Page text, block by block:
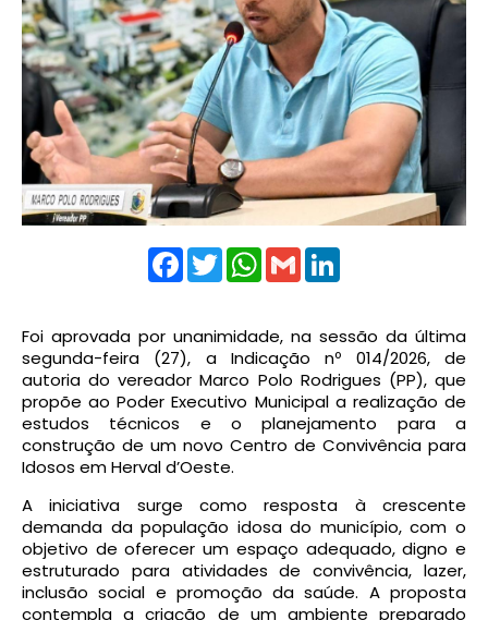
Facebook
TwitterWhatsApp
Gmail
Foi aprovada por unanimidade, na sessão da última
segunda-feira (27), a Indicação nº 014/2026, de
autoria do vereador Marco Polo Rodrigues (PP), que
propõe ao Poder Executivo Municipal a realização de
estudos técnicos e o planejamento para a
construção de um novo Centro de Convivência para
Idosos em Herval d’Oeste.
A iniciativa surge como resposta à crescente
demanda da população idosa do município, com o
objetivo de oferecer um espaço adequado, digno e
estruturado para atividades de convivência, lazer,
inclusão social e promoção da saúde. A proposta
contempla a criação de um ambiente preparado